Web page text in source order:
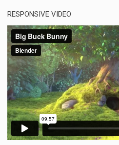
RESPONSIVE VIDEO